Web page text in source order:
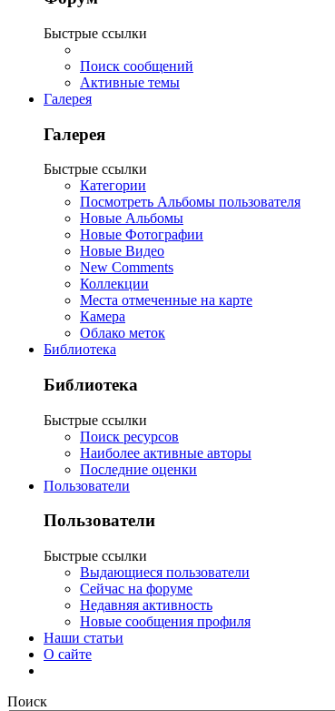
Быстрые ссылки
Поиск сообщений
Активные темы
Галерея
Галерея
Быстрые ссылки
Категории
Посмотреть Альбомы пользователя
Новые Альбомы
Новые Фотографии
Новые Видео
New Comments
Коллекции
Места отмеченные на карте
Камера
Облако меток
Библиотека
Библиотека
Быстрые ссылки
Поиск ресурсов
Наиболее активные авторы
Последние оценки
Пользователи
Пользователи
Быстрые ссылки
Выдающиеся пользователи
Сейчас на форуме
Недавняя активность
Новые сообщения профиля
Наши статьи
О сайте
Поиск